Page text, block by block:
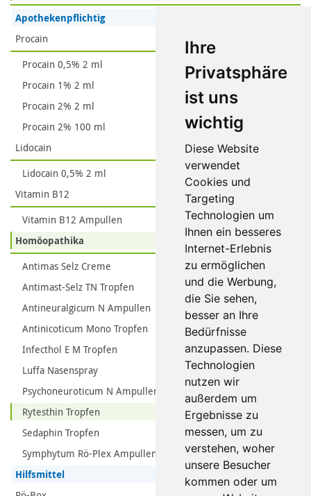
Ihre
Privatsphäre
ist uns
wichtig
Diese Website
verwendet
Cookies und
Targeting
Technologien um
Ihnen ein besseres
Internet-Erlebnis
zu ermöglichen
und die Werbung,
die Sie sehen,
besser an Ihre
Bedürfnisse
anzupassen. Diese
Technologien
nutzen wir
außerdem um
Ergebnisse zu
messen, um zu
verstehen, woher
unsere Besucher
kommen oder um
Apothekenpflichtig
Procain
Procain 0,5% 2 ml
Procain 1% 2 ml
Procain 2% 2 ml
Procain 2% 100 ml
Lidocain
Lidocain 0,5% 2 ml
Vitamin B12
Vitamin B12 Ampullen
Homöopathika
Antimas Selz Creme
Antimast-Selz TN Tropfen
Antineuralgicum N Ampullen
Antinicoticum Mono Tropfen
Infecthol E M Tropfen
Luffa Nasenspray
Psychoneuroticum N Ampullen
Rytesthin Tropfen
Sedaphin Tropfen
Symphytum Rö-Plex Ampullen
Hilfsmittel